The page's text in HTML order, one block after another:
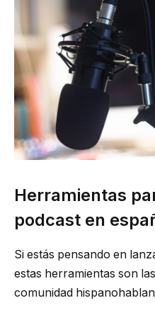
Herramientas
podcast en
Si estás pensando en
estas herramientas son
comunidad